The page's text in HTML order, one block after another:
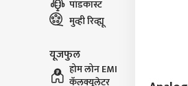
पॉडकास्ट
मुव्ही रिव्ह्यू
यूजफुल
होम लोन EMI
कॅलक्यूलेटर